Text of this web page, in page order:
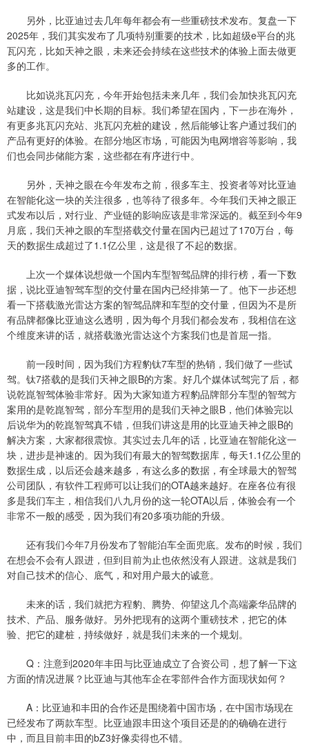
另外，比亚迪过去几年每年都会有一些重磅技术发布。复盘一下
2025年，我们其实发布了几项特别重要的技术，比如超级e平台的兆
瓦闪充，比如天神之眼，未来还会持续在这些技术的体验上面去做更
多的工作。
比如说兆瓦闪充，今年开始包括未来几年，我们会加快兆瓦闪充
站建设，这是我们中长期的目标。我们希望在国内，下一步在海外，
有更多兆瓦闪充站、兆瓦闪充桩的建设，然后能够让客户通过我们的
产品有更好的体验。在部分地区市场，可能因为电网增容等影响，我
们也会同步储能方案，这些都在有序进行中。
另外，天神之眼在今年发布之前，很多车主、投资者等对比亚迪
在智能化这一块的关注很多，也等待了很多年。今年我们天神之眼正
式发布以后，对行业、产业链的影响应该是非常深远的。截至到今年9
月底，我们天神之眼的车型搭载交付量在国内已超过了170万台，每
天的数据生成超过了1.1亿公里，这是很了不起的数据。
上次一个媒体说想做一个国内车型智驾品牌的排行榜，看一下数
据，说比亚迪智驾车型的交付量在国内已经排第一了。他下一步还想
看一下搭载激光雷达方案的智驾品牌和车型的交付量，但因为不是所
有品牌都像比亚迪这么透明，因为每个月我们都会发布，我相信在这
个维度来讲的话，就搭载激光雷达这个方案我们也是首屈一指。
前一段时间，因为我们方程豹钛7车型的热销，我们做了一些试
驾。钛7搭载的是我们天神之眼B的方案。好几个媒体试驾完了后，都
说乾崑智驾体验非常好。因为大家知道方程豹品牌部分车型的智驾方
案用的是乾崑智驾，部分车型用的是我们天神之眼B，他们体验完以
后说华为的乾崑智驾真不错，但我们讲这是用的比亚迪天神之眼B的
解决方案，大家都很震惊。其实过去几年的话，比亚迪在智能化这一
块，进步是神速的。因为我们有最大的智驾数据库，每天1.1亿公里的
数据生成，以后还会越来越多，有这么多的数据，有全球最大的智驾
公司团队，有软件工程师可以让我们的OTA越来越好。在座各位有很
多是我们车主，相信我们八九月份的这一轮OTA以后，体验会有一个
非常不一般的感受，因为我们有20多项功能的升级。
还有我们今年7月份发布了智能泊车全面兜底。发布的时候，我们
在想会不会有人跟进，但到目前为止也依然没有人跟进。这就是我们
对自己技术的信心、底气，和对用户最大的诚意。
未来的话，我们就把方程豹、腾势、仰望这几个高端豪华品牌的
技术、产品、服务做好。另外把现有的这两个重磅技术，把它的体
验、把它的建桩，持续做好，就是我们未来的一个规划。
Q：注意到2020年丰田与比亚迪成立了合资公司，想了解一下这
方面的情况进展？比亚迪与其他车企在零部件合作方面现状如何？
A：比亚迪和丰田的合作还是围绕着中国市场，在中国市场现在
已经发布了两款车型。比亚迪跟丰田这个项目还是的的确确在进行
中，而且目前丰田的bZ3好像卖得也不错。